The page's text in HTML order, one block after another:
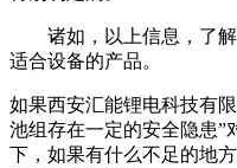
诸如，以上信息，了
适合设备的产品。
如果西安汇能锂电科技有
池组存在一定的安全隐患”
下，如果有什么不足的地